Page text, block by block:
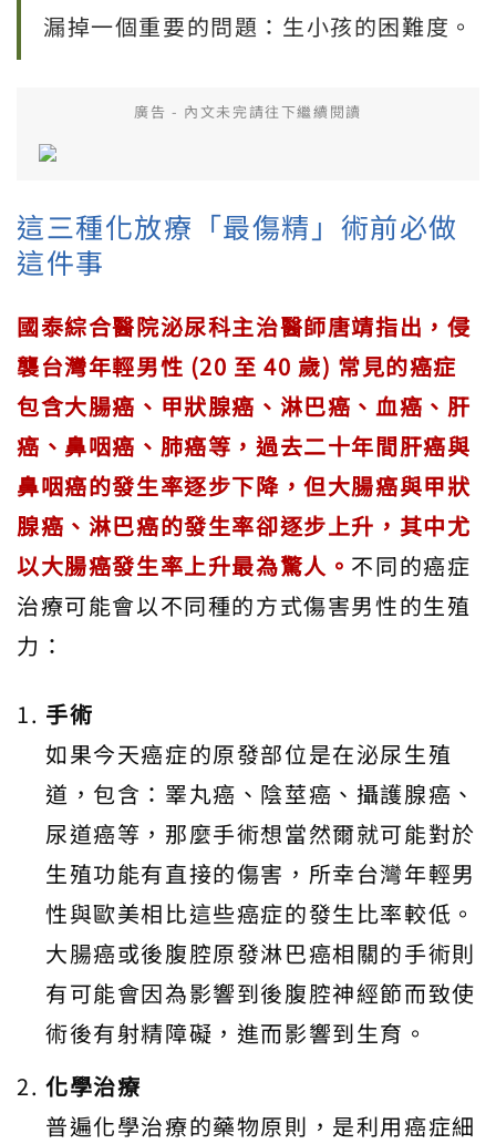
漏掉一個重要的問題：生小孩的困難度。
廣告 - 內文未完請往下繼續閱讀
這三種化放療「最傷精」術前必做
這件事
國泰綜合醫院泌尿科主治醫師唐靖指出，侵
襲台灣年輕男性 (20 至 40 歲) 常見的癌症
包含大腸癌、甲狀腺癌、淋巴癌、血癌、肝
癌、鼻咽癌、肺癌等，過去二十年間肝癌與
鼻咽癌的發生率逐步下降，但大腸癌與甲狀
腺癌、淋巴癌的發生率卻逐步上升，其中尤
以大腸癌發生率上升最為驚人。 不同的癌症
治療可能會以不同種的方式傷害男性的生殖
力：
手術
如果今天癌症的原發部位是在泌尿生殖
道，包含：睪丸癌、陰莖癌、攝護腺癌、
尿道癌等，那麼手術想當然爾就可能對於
生殖功能有直接的傷害，所幸台灣年輕男
性與歐美相比這些癌症的發生比率較低。
大腸癌或後腹腔原發淋巴癌相關的手術則
有可能會因為影響到後腹腔神經節而致使
術後有射精障礙，進而影響到生育。
化學治療
普遍化學治療的藥物原則，是利用癌症細